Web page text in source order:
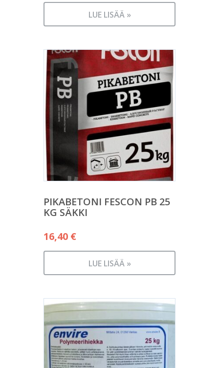
LUE LISÄÄ »
PIKABETONI FESCON PB 25
KG SÄKKI
16,40 €
LUE LISÄÄ »